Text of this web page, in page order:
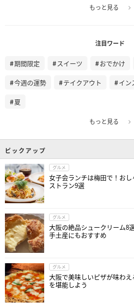
もっと見る
注目ワード
期間限定 スイーツ おでかけ
今週の運勢 テイクアウト イン
夏
もっと見る
ピックアップ
グルメ
女子会ランチは梅田で！お
ストラン9選
グルメ
大阪の絶品シュークリーム8
手土産にもおすすめ
グルメ
大阪で美味しいピザが味わ
を堪能しよう